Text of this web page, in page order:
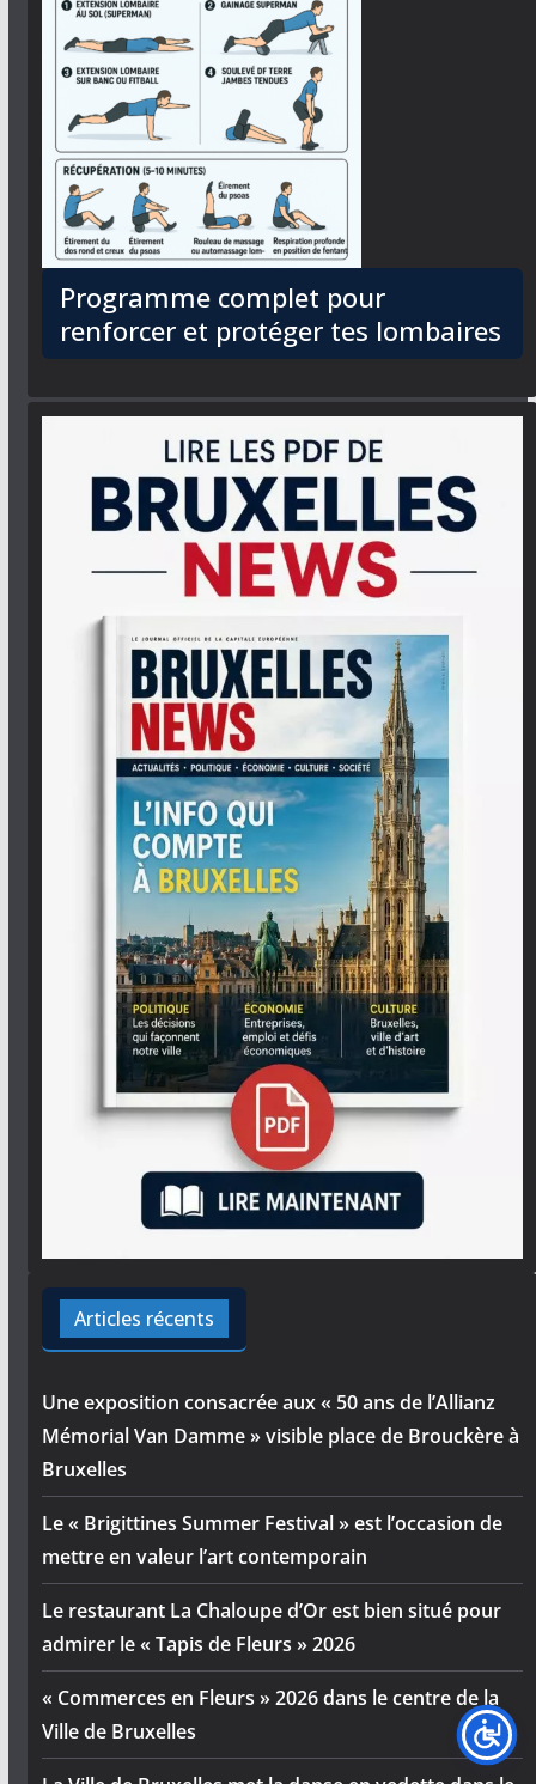
Programme complet pour
renforcer et protéger tes lombaires
Articles récents
Une exposition consacrée aux « 50 ans de l’Allianz
Mémorial Van Damme » visible place de Brouckère à
Bruxelles
Le « Brigittines Summer Festival » est l’occasion de
mettre en valeur l’art contemporain
Le restaurant La Chaloupe d’Or est bien situé pour
admirer le « Tapis de Fleurs » 2026
« Commerces en Fleurs » 2026 dans le centre de la
Ville de Bruxelles